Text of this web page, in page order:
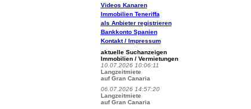
Videos Kanaren
Immobilien Teneriffa
als Anbieter registrieren
Bankkonto Spanien
Kontakt / Impressum
aktuelle Suchanzeigen
Immobilien / Vermietungen
10.07.2026 10:06:11
Langzeitmiete
auf Gran Canaria
06.07.2026 14:57:20
Langzeitmiete
auf Gran Canaria